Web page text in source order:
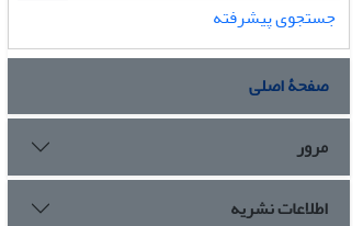
جستجوی پیشرفته
صفحۀ اصلی
مرور
اطلاعات نشریه